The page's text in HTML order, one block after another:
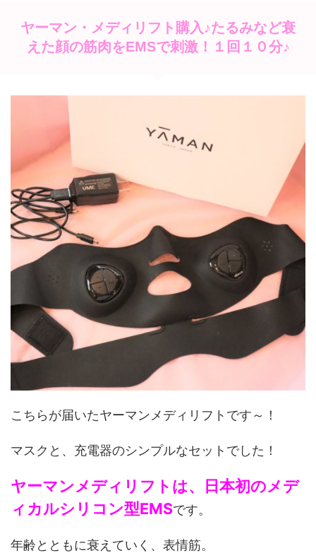
ヤーマン・メディリフト購入♪たるみなど衰
えた顔の筋肉をEMSで刺激！１回１０分♪
こちらが届いたヤーマンメディリフトです～！
マスクと、充電器のシンプルなセットでした！
ヤーマンメディリフトは、日本初のメデ
ィカルシリコン型EMSです。
年齢とともに衰えていく、表情筋。